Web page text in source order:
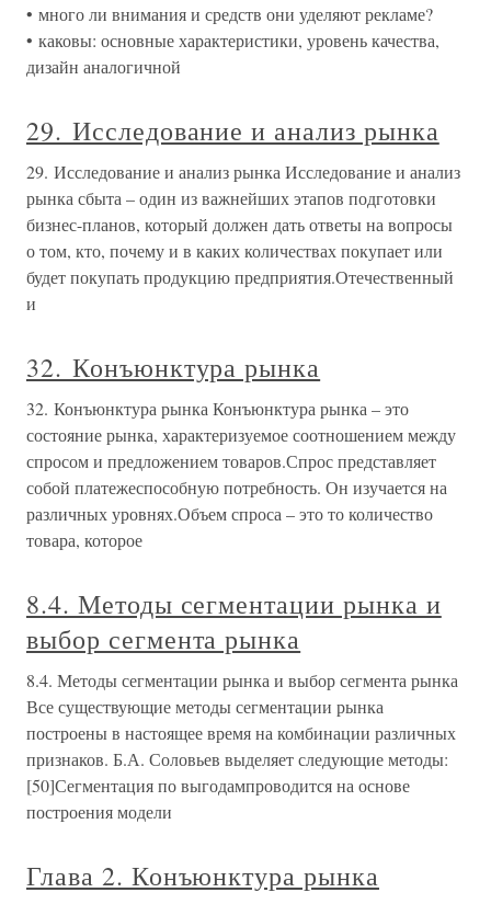
• много ли внимания и средств они уделяют рекламе?
• каковы: основные характеристики, уровень качества,
дизайн аналогичной
29. Исследование и анализ рынка
29. Исследование и анализ рынка Исследование и анализ
рынка сбыта – один из важнейших этапов подготовки
бизнес-планов, который должен дать ответы на вопросы
о том, кто, почему и в каких количествах покупает или
будет покупать продукцию предприятия.Отечественный
и
32. Конъюнктура рынка
32. Конъюнктура рынка Конъюнктура рынка – это
состояние рынка, характеризуемое соотношением между
спросом и предложением товаров.Спрос представляет
собой платежеспособную потребность. Он изучается на
различных уровнях.Объем спроса – это то количество
товара, которое
8.4. Методы сегментации рынка и
выбор сегмента рынка
8.4. Методы сегментации рынка и выбор сегмента рынка
Все существующие методы сегментации рынка
построены в настоящее время на комбинации различных
признаков. Б.А. Соловьев выделяет следующие методы:
[50]Сегментация по выгодампроводится на основе
построения модели
Глава 2. Конъюнктура рынка